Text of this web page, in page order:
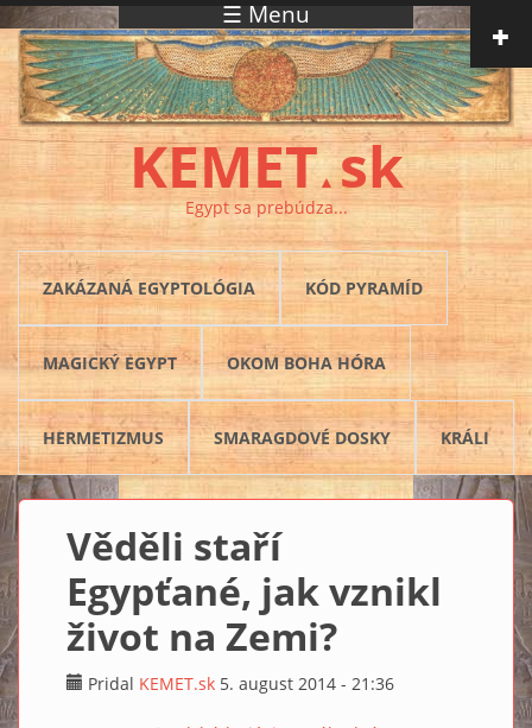
Skočiť na hlavný obsah ☰ Menu
KEMET▲ sk
Egypt sa prebúdza...
ZAKÁZANÁ EGYPTOLÓGIA KÓD PYRAMÍD
MAGICKÝ EGYPT OKOM BOHA HÓRA
HERMETIZMUS SMARAGDOVÉ DOSKY KRÁLI
Věděli staří
Egypťané, jak vznikl
život na Zemi?
Pridal KEMET.sk 5. august 2014 - 21:36